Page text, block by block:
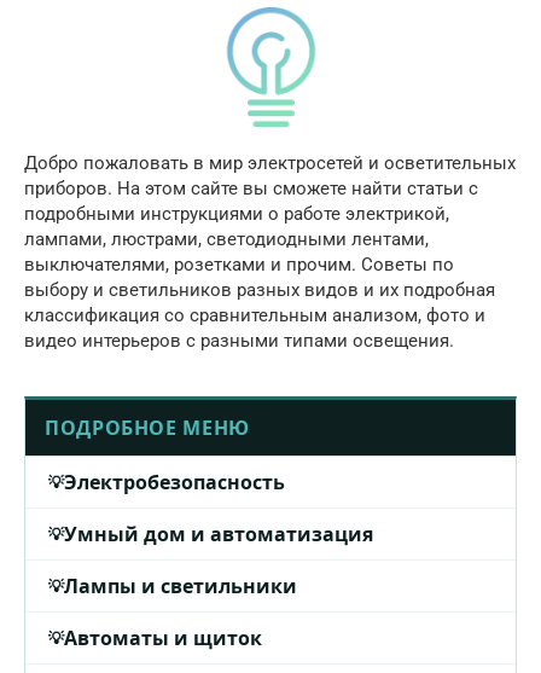
Добро пожаловать в мир электросетей и осветительных
приборов. На этом сайте вы сможете найти статьи с
подробными инструкциями о работе электрикой,
лампами, люстрами, светодиодными лентами,
выключателями, розетками и прочим. Советы по
выбору и светильников разных видов и их подробная
классификация со сравнительным анализом, фото и
видео интерьеров с разными типами освещения.
ПОДРОБНОЕ МЕНЮ
Электробезопасность
Умный дом и автоматизация
Лампы и светильники
Автоматы и щиток